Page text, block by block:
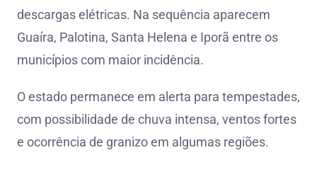
descargas elétricas. Na sequência aparecem
Guaíra, Palotina, Santa Helena e Iporã entre os
municípios com maior incidência.
O estado permanece em alerta para tempestades,
com possibilidade de chuva intensa, ventos fortes
e ocorrência de granizo em algumas regiões.